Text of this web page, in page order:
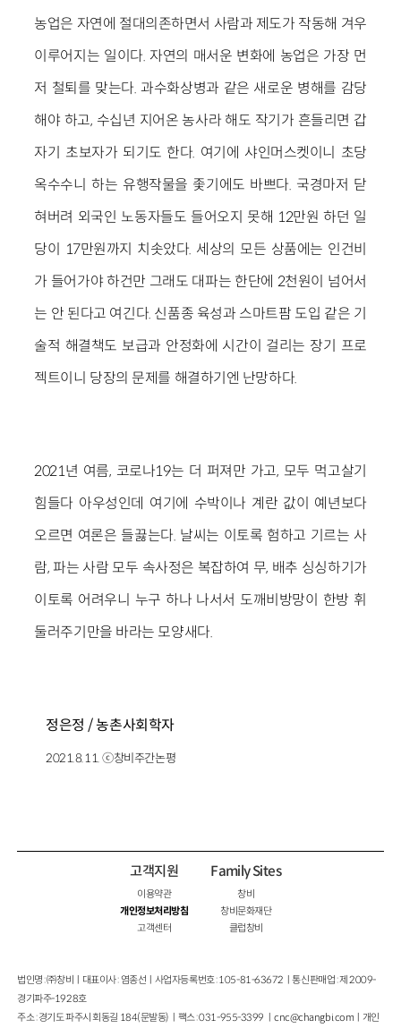
농업은 자연에 절대의존하면서 사람과 제도가 작동해 겨우
이루어지는 일이다. 자연의 매서운 변화에 농업은 가장 먼
저 철퇴를 맞는다. 과수화상병과 같은 새로운 병해를 감당
해야 하고, 수십년 지어온 농사라 해도 작기가 흔들리면 갑
자기 초보자가 되기도 한다. 여기에 샤인머스켓이니 초당
옥수수니 하는 유행작물을 좇기에도 바쁘다. 국경마저 닫
혀버려 외국인 노동자들도 들어오지 못해 12만원 하던 일
당이 17만원까지 치솟았다. 세상의 모든 상품에는 인건비
가 들어가야 하건만 그래도 대파는 한단에 2천원이 넘어서
는 안 된다고 여긴다. 신품종 육성과 스마트팜 도입 같은 기
술적 해결책도 보급과 안정화에 시간이 걸리는 장기 프로
젝트이니 당장의 문제를 해결하기엔 난망하다.
2021년 여름, 코로나19는 더 퍼져만 가고, 모두 먹고살기
힘들다 아우성인데 여기에 수박이나 계란 값이 예년보다
오르면 여론은 들끓는다. 날씨는 이토록 험하고 기르는 사
람, 파는 사람 모두 속사정은 복잡하여 무, 배추 싱싱하기가
이토록 어려우니 누구 하나 나서서 도깨비방망이 한방 휘
둘러주기만을 바라는 모양새다.
정은정 / 농촌사회학자
2021.8.11. ⓒ창비주간논평
고객지원
이용약관
개인정보처리방침
고객센터
Family Sites
창비
창비문화재단
클럽창비
법인명 : ㈜창비ㅣ대표이사 : 염종선ㅣ사업자등록번호 : 105-81-63672ㅣ통신판매업 : 제 2009-
경기파주-1928호
주소 : 경기도 파주시 회동길 184(문발동)ㅣ팩스 : 031-955-3399 ㅣcnc@changbi.com ㅣ개인